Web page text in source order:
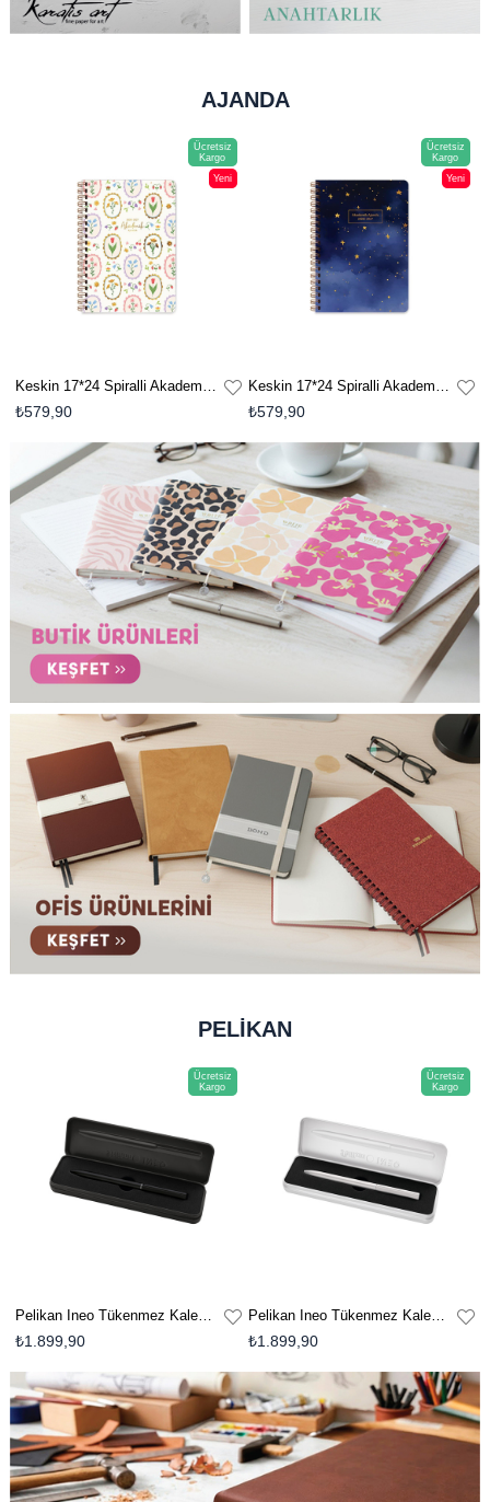
AJANDA
₺579,90
Ücretsiz
Kargo
Yeni
₺579,90
Ücretsiz
Kargo
Yeni
PELİKAN
Pelikan Ineo Tükenmez Kalem Metal Kutu Gümüş
₺1.899,90
Ücretsiz
Kargo
Pelikan Ineo Tükenmez Kalem Metal Kutu Haki
₺1.899,90
Ücretsiz
Kargo